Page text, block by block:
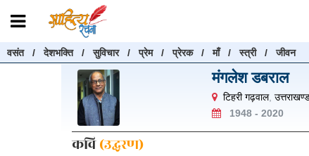
वसंत/देशभक्ति/सुविचार/प्रेम/प्रेरक/माँ/स्त्री/जीवन
मंगलेश डबराल
टिहरी गढ़वाल,
1948 - 2020
कवि(उद्धरण)
रचनाएँ खोजें
रचनाएँ खोजने के लिए नीचे दी गई बॉक्स में हिन्दी में लिखें और "खोजें"